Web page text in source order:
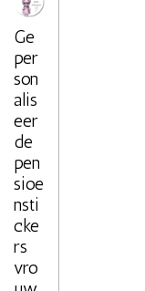
Ge
per
son
alis
eer
de
pen
sioe
nsti
cke
rs
vro